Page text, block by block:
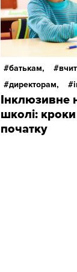
батькам,
директорам,
Інклюзивне
школі:
початку